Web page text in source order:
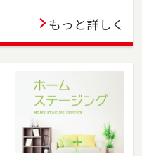
。安心のサポート
す。
。横浜市金沢区、
）、横須賀市、三
購入をご検討の方
リーダイアル
もっと詳しく